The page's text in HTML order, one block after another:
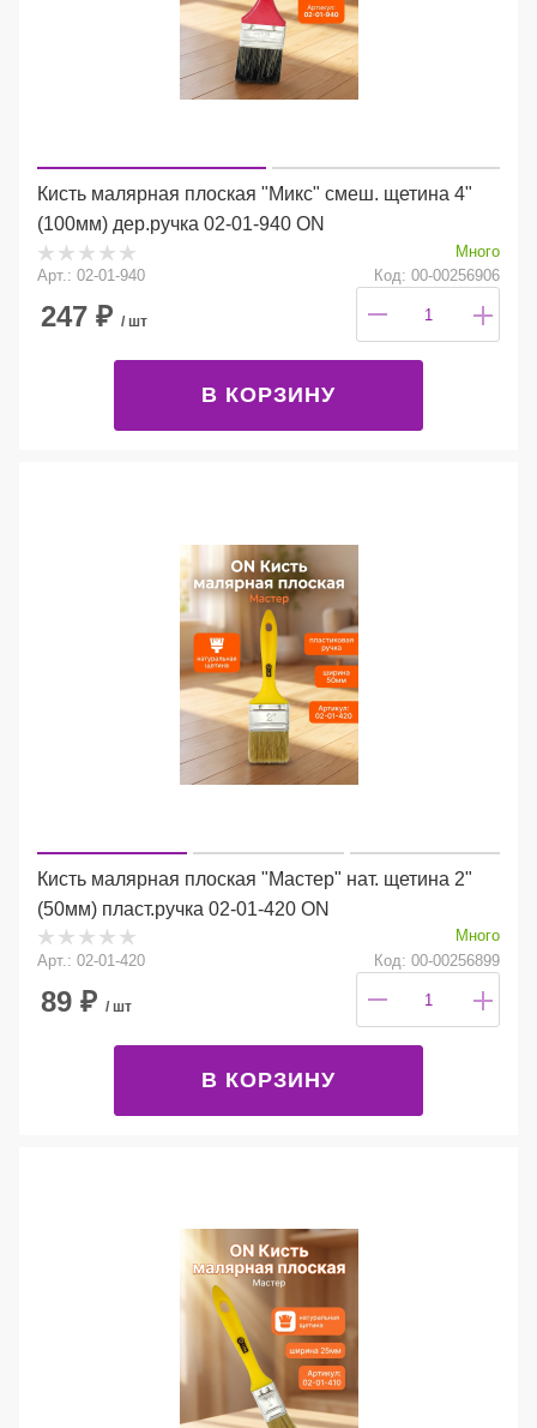
Кисть малярная плоская "Микс" смеш. щетина 4"
(100мм) дер.ручка 02-01-940 ON
Много
Арт.: 02-01-940
Код: 00-00256906
247 ₽ / шт
В КОРЗИНУ
Кисть малярная плоская "Мастер" нат. щетина 2"
(50мм) пласт.ручка 02-01-420 ON
Много
Арт.: 02-01-420
Код: 00-00256899
89 ₽ / шт
В КОРЗИНУ